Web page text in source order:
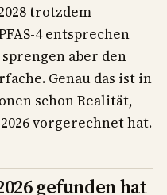
trotzdem
4 entsprechen
aber den
Genau das ist in
schon Realität,
vorgerechnet hat.
gefunden hat